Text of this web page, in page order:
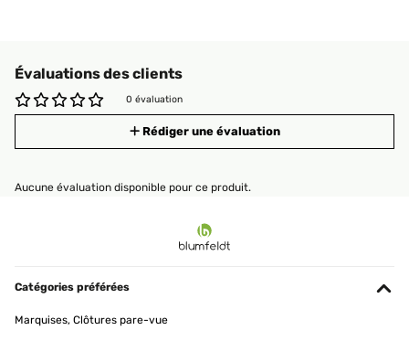
Évaluations des clients
0 évaluation
Rédiger une évaluation
Aucune évaluation disponible pour ce produit.
Catégories préférées
Marquises, Clôtures pare-vue